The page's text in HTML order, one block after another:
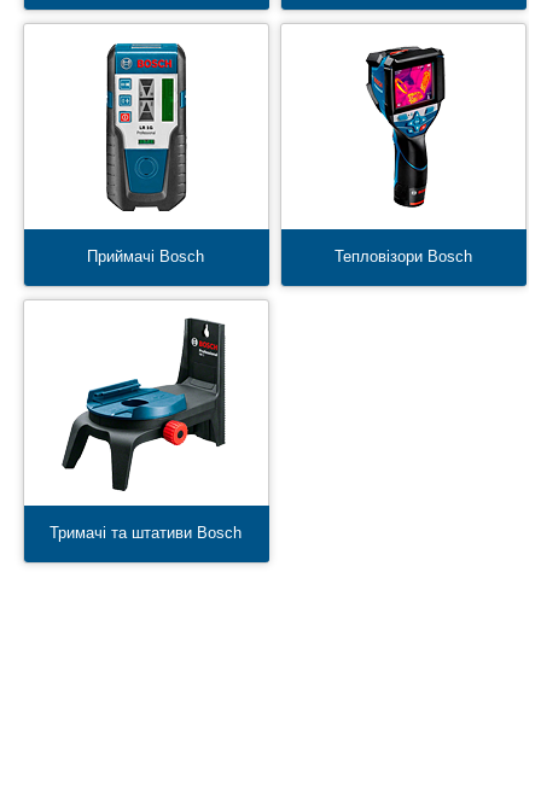
Приймачі Bosch Тепловізори Bosch
Тримачі та штативи Bosch